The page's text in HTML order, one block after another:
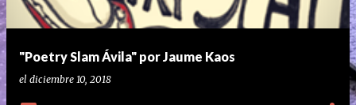
"Poetry Slam Ávila" por Jaume Kaos
el diciembre 10, 2018